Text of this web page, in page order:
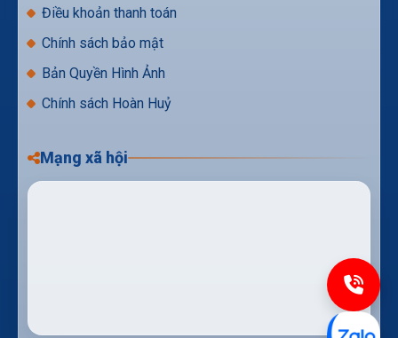
Điều khoản thanh toán
Chính sách bảo mật
Bản Quyền Hình Ảnh
Chính sách Hoàn Huỷ
Mạng xã hội